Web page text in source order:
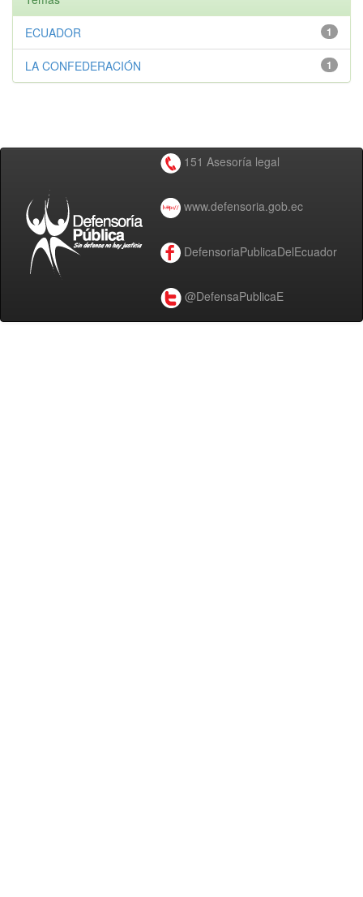
1
ECUADOR
1
LA CONFEDERACIÓN
151 Asesoría legal
www.defensoria.gob.ec
DefensoriaPublicaDelEcuador
@DefensaPublicaE